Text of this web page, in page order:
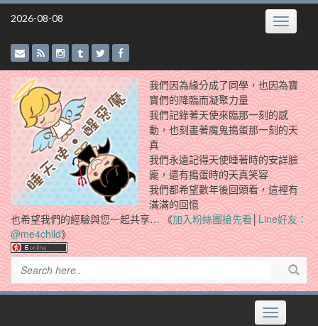
Skip
2026-08-08 Toggle
我們因為緣分成了同學，也因為寶
寶們的降臨而凝聚力量
我們記錄著天使來臨那一刻的感
動，也刻畫著魔鬼搗蛋那一刻的天
真
我們永遠記得天使睡著時的安詳臉
龐，還有搗蛋時的天真笑容
我們都希望數年後回頭看，這裡有
滿滿的回憶
也希望我們的經驗與您一起共享… 《加入粉絲團搶先看│Line好友：
@me4child》
Toggle
navigation